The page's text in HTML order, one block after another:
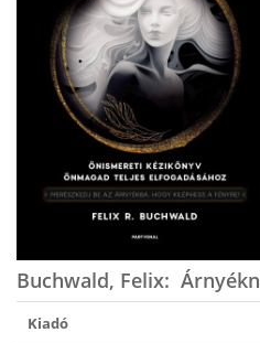
Buchwald, Felix:
Kiadó